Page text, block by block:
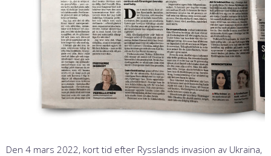
Den 4 mars 2022, kort tid efter Rysslands invasion av Ukraina,